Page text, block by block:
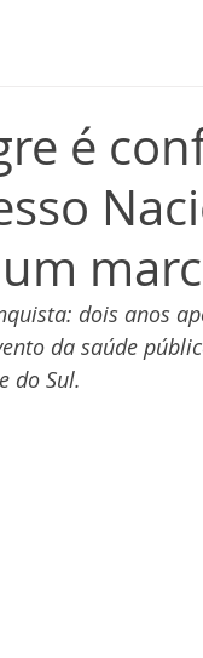
é
dois anos
da saúde
do Sul.